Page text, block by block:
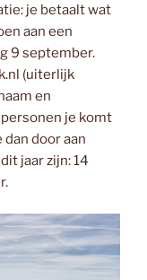
je betaalt wat
aan een
9 september.
(uiterlijk
en
je komt
door aan
jaar zijn: 14